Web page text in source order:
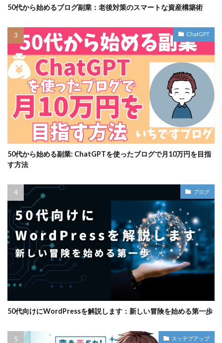
50代から始めるブログ副業：老後対策のスマートな資産構築術
ChatGPT
50代から始める副業: ChatGPTを使ったブログで月10万円を目指
す方法
ブログ
50代向けにWordPressを解説します：新しい冒険を始める第一歩
スッテプアップ